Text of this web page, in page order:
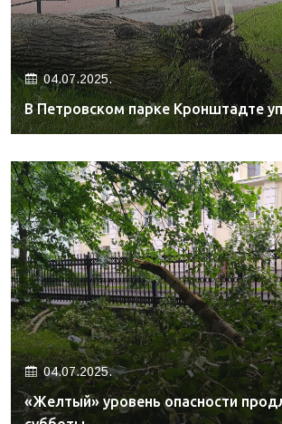
04.07.2025.
В Петровском парке Кронштадте
04.07.2025.
«Желтый» уровень опасности